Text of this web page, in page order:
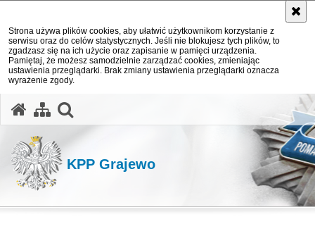
Strona używa plików cookies, aby ułatwić użytkownikom korzystanie z
serwisu oraz do celów statystycznych. Jeśli nie blokujesz tych plików, to
zgadzasz się na ich użycie oraz zapisanie w pamięci urządzenia.
Pamiętaj, że możesz samodzielnie zarządzać cookies, zmieniając
ustawienia przeglądarki. Brak zmiany ustawienia przeglądarki oznacza
wyrażenie zgody.
KPP Grajewo